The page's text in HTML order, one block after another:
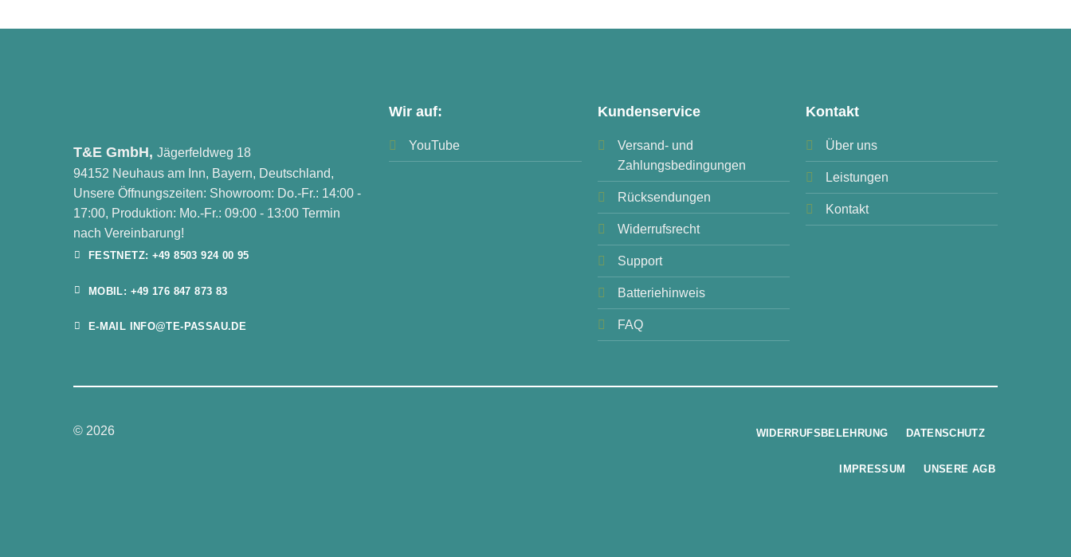
T&E GmbH, Jägerfeldweg 18
94152 Neuhaus am Inn, Bayern, Deutschland,
Unsere Öffnungszeiten: Showroom: Do.-Fr.: 14:00 -
17:00, Produktion: Mo.-Fr.: 09:00 - 13:00 Termin
nach Vereinbarung!
FESTNETZ: +49 8503 924 00 95
MOBIL: +49 176 847 873 83
E-MAIL INFO@TE-PASSAU.DE
Wir auf:
YouTube
Kundenservice
Versand- und
Zahlungsbedingungen
Rücksendungen
Widerrufsrecht
Support
Batteriehinweis
FAQ
Kontakt
Über uns
Leistungen
Kontakt
© 2026 WIDERRUFSBELEHRUNG DATENSCHUTZ
IMPRESSUM UNSERE AGB